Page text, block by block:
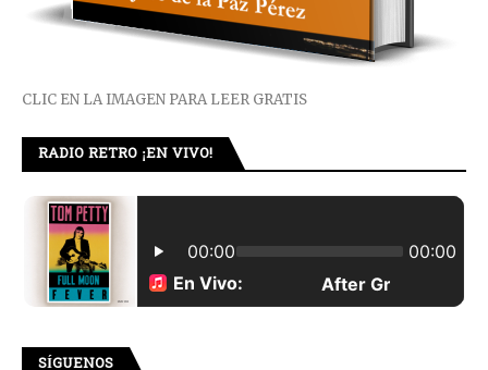
CLIC EN LA IMAGEN PARA LEER GRATIS
RADIO RETRO ¡EN VIVO!
SÍGUENOS